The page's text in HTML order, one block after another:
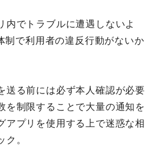
内でトラブルに遭遇しないよ
制で利用者の違反行動がないか
送る前には必ず本人確認が必要
を制限することで大量の通知を
アプリを使用する上で迷惑な相
。